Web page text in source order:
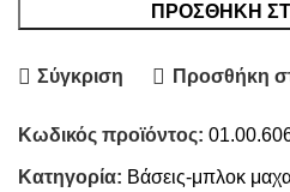
ΠΡΟΣΘΉΚΗ
Σύγκριση Προσθήκη
Κωδικός προϊόντος:
Κατηγορία: Βάσεις-μπλοκ